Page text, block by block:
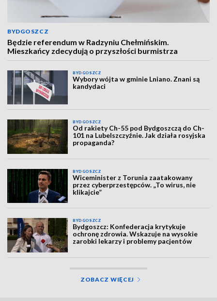
BYDGOSZCZ
Będzie referendum w Radzyniu Chełmińskim.
Mieszkańcy zdecydują o przyszłości burmistrza
BYDGOSZCZ
Wybory wójta w gminie Lniano. Znani są
kandydaci
BYDGOSZCZ
Od rakiety Ch-55 pod Bydgoszczą do Ch-
101 na Lubelszczyźnie. Jak działa rosyjska
propaganda?
BYDGOSZCZ
Wiceminister z Torunia zaatakowany
przez cyberprzestępców. „To wirus, nie
klikajcie”
BYDGOSZCZ
Bydgoszcz: Konfederacja krytykuje
ochronę zdrowia. Wskazuje na wysokie
zarobki lekarzy i problemy pacjentów
ZOBACZ WIĘCEJ